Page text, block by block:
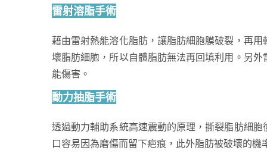
雷射溶脂手術
藉由雷射熱能溶化脂肪，讓脂肪細胞膜破裂，再
壞脂肪細胞，所以自體脂肪無法再回填利用。另
能傷害。
動力抽脂手術
透過動力輔助系統高速震動的原理，撕裂脂肪細
口容易因為磨傷而留下疤痕，此外脂肪被破壞的